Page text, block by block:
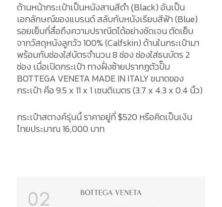
ด้านหน้ากระเป๋าเป็นหนังสานสีดำ (ฺBlack) อันเป็น
เอกลักษณ์ของแบรนด์ สลับกับหนังเรียบสีฟ้า (Blue)
รอยเย็บที่สื่อถึงความปราณีตได้อย่างชัดเจน ตัดเย็บ
จากวัสดุหนังลูกวัว 100% (Calfskin) ด้านในกระเป๋ามา
พร้อมกับช่องใส่บัตรจำนวน 8 ช่อง ช่องใส่ธนบัตร 2
ช่อง เมื่อเปิดกระเป๋า ทางฝั่งซ้ายปรากฏตัวปั๊ม
BOTTEGA VENETA MADE IN ITALY ขนาดของ
กระเป๋า คือ 9.5 x 11 x 1 เซนติเมตร (3.7 x 4.3 x 0.4 นิ้ว)
กระเป๋าสตางค์รุ่นนี้ ราคาอยู่ที่ $520 หรือคิดเป็นเงิน
ไทยประมาณ 16,000 บาท